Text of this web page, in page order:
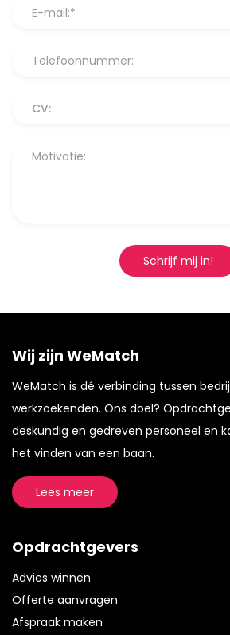
CV:
Schrijf mij in!
Wij zijn WeMatch
WeMatch is dé verbinding tussen
werkzoekenden. Ons doel?
deskundig en gedreven personeel en
het vinden van een baan.
Lees meer
Opdrachtgevers
Advies winnen
Offerte aanvragen
Afspraak maken